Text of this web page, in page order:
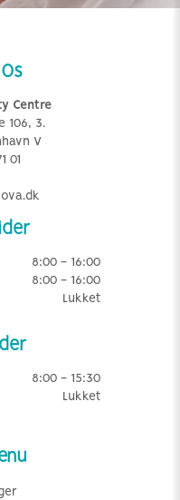
Centre
106, 3.
V
01
8:00 - 16:00
8:00 - 16:00
Lukket
8:00 - 15:30
Lukket